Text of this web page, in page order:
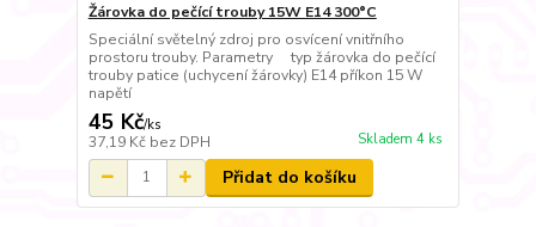
Žárovka do pečící trouby 15W E14 300°C
Speciální světelný zdroj pro osvícení vnitřního
prostoru trouby. Parametry typ žárovka do pečící
trouby patice (uchycení žárovky) E14 příkon 15 W
napětí
45 Kč/ks
37,19 Kč bez DPH Skladem 4 ks
Přidat do košíku